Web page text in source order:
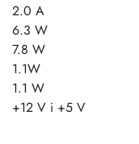
2.0 A
6.3 W
7.8 W
1.1W
1.1 W
+12 V i +5 V